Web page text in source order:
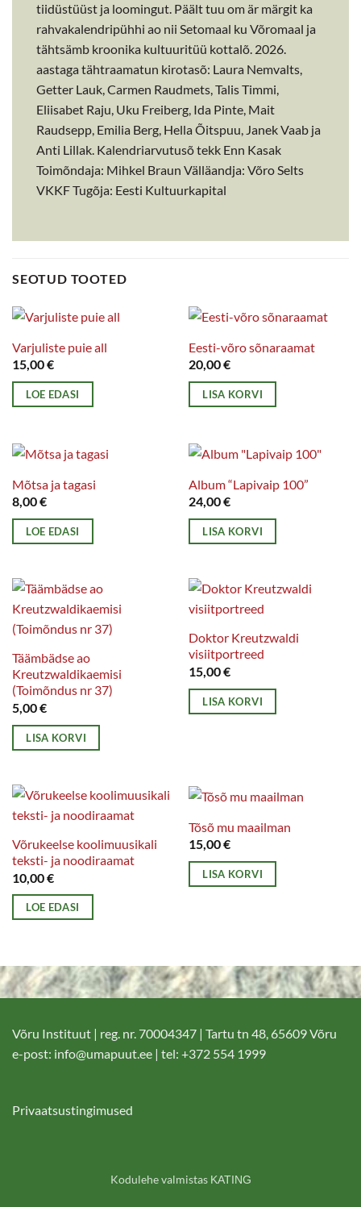
tiidüstüüst ja loomingut. Päält tuu om är märgit ka
rahvakalendripühhi ao nii Setomaal ku Võromaal ja
tähtsämb kroonika kultuuritüü kottalõ. 2026.
aastaga tähtraamatun kirotasõ: Laura Nemvalts,
Getter Lauk, Carmen Raudmets, Talis Timmi,
Eliisabet Raju, Uku Freiberg, Ida Pinte, Mait
Raudsepp, Emilia Berg, Hella Õitspuu, Janek Vaab ja
Anti Lillak. Kalendriarvutusõ tekk Enn Kasak
Toimõndaja: Mihkel Braun Välläandja: Võro Selts
VKKF Tugõja: Eesti Kultuurkapital
SEOTUD TOOTED
Varjuliste puie all
15,00€
LOE EDASI
Eesti-võro sõnaraamat
20,00€
LISA KORVI
Mõtsa ja tagasi
8,00€
LOE EDASI
Album “Lapivaip 100”
24,00€
LISA KORVI
Täämbädse ao
Kreutzwaldikaemisi
(Toimõndus nr 37)
5,00€
LISA KORVI
Doktor Kreutzwaldi
visiitportreed
15,00€
LISA KORVI
Võrukeelse koolimuusikali
teksti- ja noodiraamat
10,00€
LOE EDASI
Tõsõ mu maailman
15,00€
LISA KORVI
Võru Instituut | reg. nr. 70004347 | Tartu tn 48, 65609 Võru
e-post: info@umapuut.ee | tel: +372 554 1999
Privaatsustingimused
Kodulehe valmistas KATING